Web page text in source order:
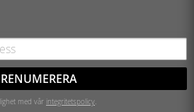
med vår integritetspolicy.